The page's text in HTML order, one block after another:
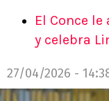
El Conce
y celebra
27/04/2026 -